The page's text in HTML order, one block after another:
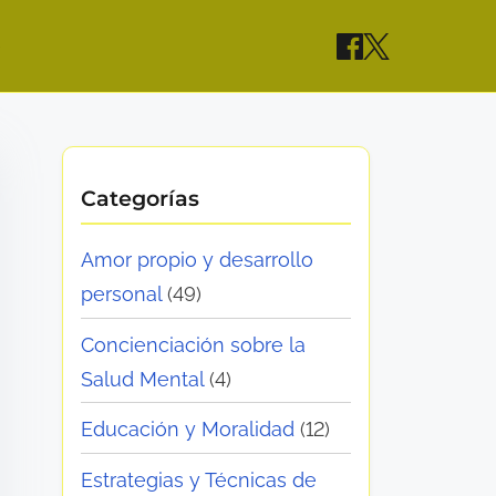
Categorías
Amor propio y desarrollo
personal(49)
Concienciación sobre la
Salud Mental(4)
Educación y Moralidad (12)
Estrategias y Técnicas de